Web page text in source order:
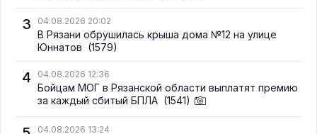
3 04.08.2026 20:02
В Рязани обрушилась крыша дома №12 на улице
Юннатов (1579)
4 04.08.2026 12:36
Бойцам МОГ в Рязанской области выплатят премию
за каждый сбитый БПЛА (1541)
04.08.2026 13:24